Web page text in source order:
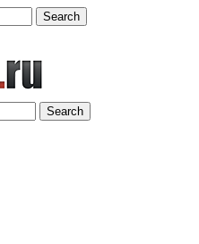
Search
Search